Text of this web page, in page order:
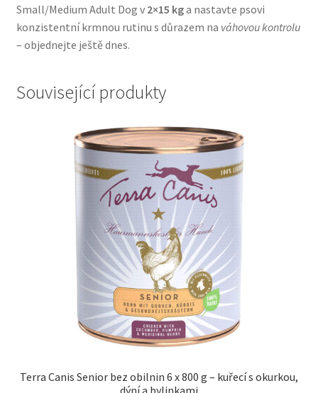
Small/Medium Adult Dog v 2×15 kga nastavte psovi
konzistentní krmnou rutinu s důrazem na váhovou kontrolu
– objednejte ještě dnes.
Související produkty
Terra Canis Senior bez obilnin 6 x 800 g – kuřecí s okurkou,
dýní a bylinkami